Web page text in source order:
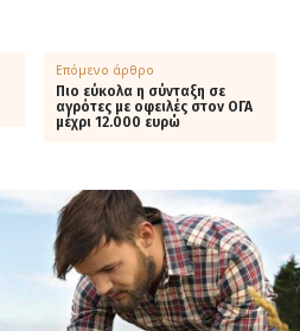
Επόμενο άρθρο
Πιο εύκολα η σύνταξη σε
αγρότες με οφειλές στον ΟΓΑ
μέχρι 12.000 ευρώ